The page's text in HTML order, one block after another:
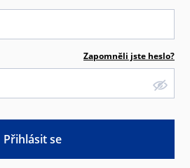
Zapomněli jste heslo?
Přihlásit se